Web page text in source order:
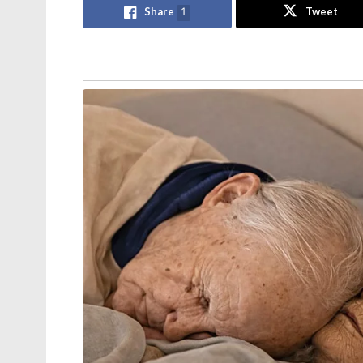
മമത ഗോത്രവിഭാഗത്തോട് കാണിച്ചത്
സി.എ.ജി റിപ്പോർട്ട്
‘കത്തിയത് എന്റെ വാഹനമല്ല,
കോടികളുടെ സ്വപ്നം: സംവിധായകൻ
വിജീഷ് മണിയുടെ കാർ കത്തിച്ച
കേസിൽ പ്രതികളെ പിടികൂടാതെ
പോലീസ്
വലിയ ഒരു സന്നദ്ധ സംഘടന ലോകത്ത്
അഭിമാനകരമാണ്” എന്നും മോദി
സാമൂഹിക സേവനത്തെക്കുറിച്ച്
മോദി അഭിപ്രായപ്പെട്ടു. ജനങ്ങളെ
ആർഎസ്എസ് പഠിപ്പിക്കുന്നത്.
പ്രവർത്തനത്തിന്റെ സ്വഭാവം
Share 1 Tweet